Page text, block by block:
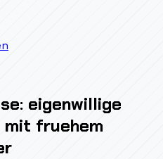
eigenwillige
mit fruehem